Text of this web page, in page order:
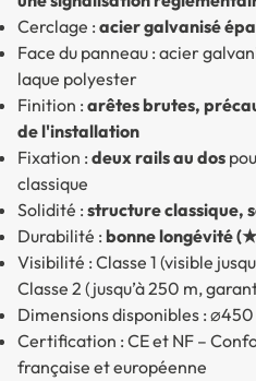
Cerclage : acier galvanisé
Face du panneau : acier
laque polyester
Finition : arêtes brutes,
de l'installation
Fixation : deux rails au dos
classique
Solidité : structure
Durabilité : bonne longévité
Visibilité : Classe 1 (visible
Classe 2 (jusqu’à 250 m,
Dimensions disponibles :
Certification : CE et NF –
française et européenne